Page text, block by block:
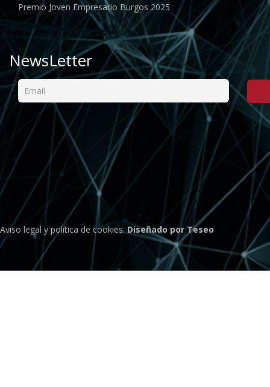
Premio Joven Empresario Burgos 2025
NewsLetter
Aviso legal y política de cookies.Diseñado por Teseo